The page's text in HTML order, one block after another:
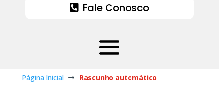
Fale Conosco
Página Inicial $ Rascunho automático